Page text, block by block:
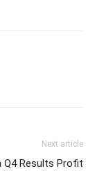
Next article
Q4 Results Profit